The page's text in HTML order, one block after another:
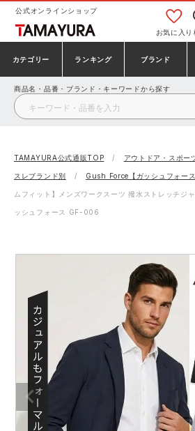
公式オンラインショップ
お気に入り
カテゴリー
安全靴・作業靴
作業着・作業服
作業用手袋
アウトドア・スポーツ
ワークスーツ
ランキング
安全靴ランキング
安全靴スニーカーランキング
シューズランキング
作業着ランキング
アウトドアウェアランキング
つなぎランキング
ブランド
アシックス
プーマ コン
シモン バート
アイ
コーコス ジーベ
クロダルマ 桑和
山田辰 クレ
建設・建築作業服
製造・工場作業服
鉄鋼・機械作業服
電気・設備作業服
配達・営業作業服
自動車整備士作業服
商品名・品番・ブランド・キーワードから探す
TAMAYURA公式通販TOP アウトドア・スポー
スレブランド別 Gush Force【ガッシュフォース
ムフィット】メンズワークスーツ 撥水ストレッチジ
ッシュフォース GF-006